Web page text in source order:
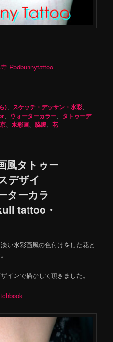
Redbunnytattoo
) スケッチ・デッサン・水彩
ウォーターカラー
タトゥーデ
、水彩画 脇腹 、花
風タトゥー
デザイ
ターカラ
tattoo・
い水彩画風の色付けをした花と
インで描かして頂きました。